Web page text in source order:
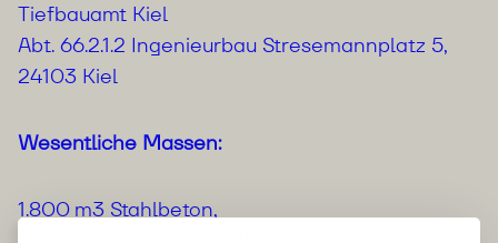
Tiefbauamt Kiel
Abt. 66.2.1.2 Ingenieurbau Stresemannplatz 5,
24103 Kiel
Wesentliche Massen:
1.800 m3 Stahlbeton,